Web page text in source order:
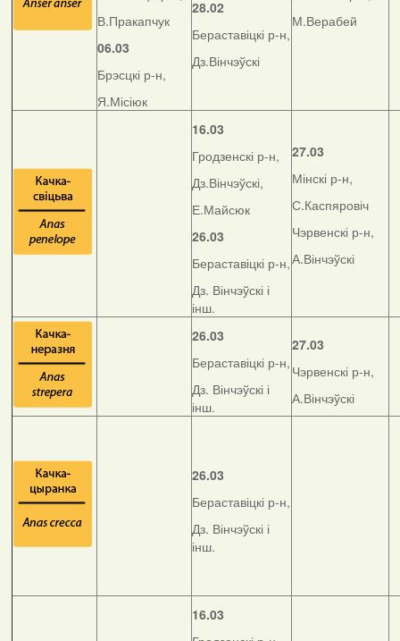
В.Пракапчук
06.03
Брэсцкі р-н,
Я.Місіюк
28.02
Бераставіцкі р-н,
Дз.Вінчэўскі
М.Верабей
16.03
Гродзенскі р-н,
Дз.Вінчэўскі,
Е.Майсюк
26.03
Бераставіцкі р-н,
Дз. Вінчэўскі і
інш.
27.03
Мінскі р-н,
С.Каспяровіч
Чэрвенскі р-н,
А.Вінчэўскі
26.03
Бераставіцкі р-н,
Дз. Вінчэўскі і
інш.
27.03
Чэрвенскі р-н,
А.Вінчэўскі
26.03
Бераставіцкі р-н,
Дз. Вінчэўскі і
інш.
16.03